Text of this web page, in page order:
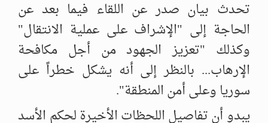
تحدث بيان صدر عن اللقاء فيما بعد عن
الحاجة إلى "الإشراف على عملية ‏الانتقال"
وكذلك "تعزيز الجهود من أجل مكافحة
الإرهاب... بالنظر إلى أنه ‏يشكل خطراً على
سوريا وعلى أمن المنطقة".
يبدو أن تفاصيل اللحظات الأخيرة لحكم الأسد